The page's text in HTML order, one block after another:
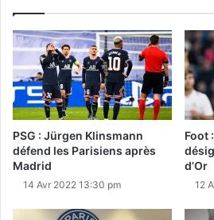
PSG : Jürgen Klinsmann
défend les Parisiens après
Madrid
14 Avr 2022 13:30 pm
Foot
d’Or
12